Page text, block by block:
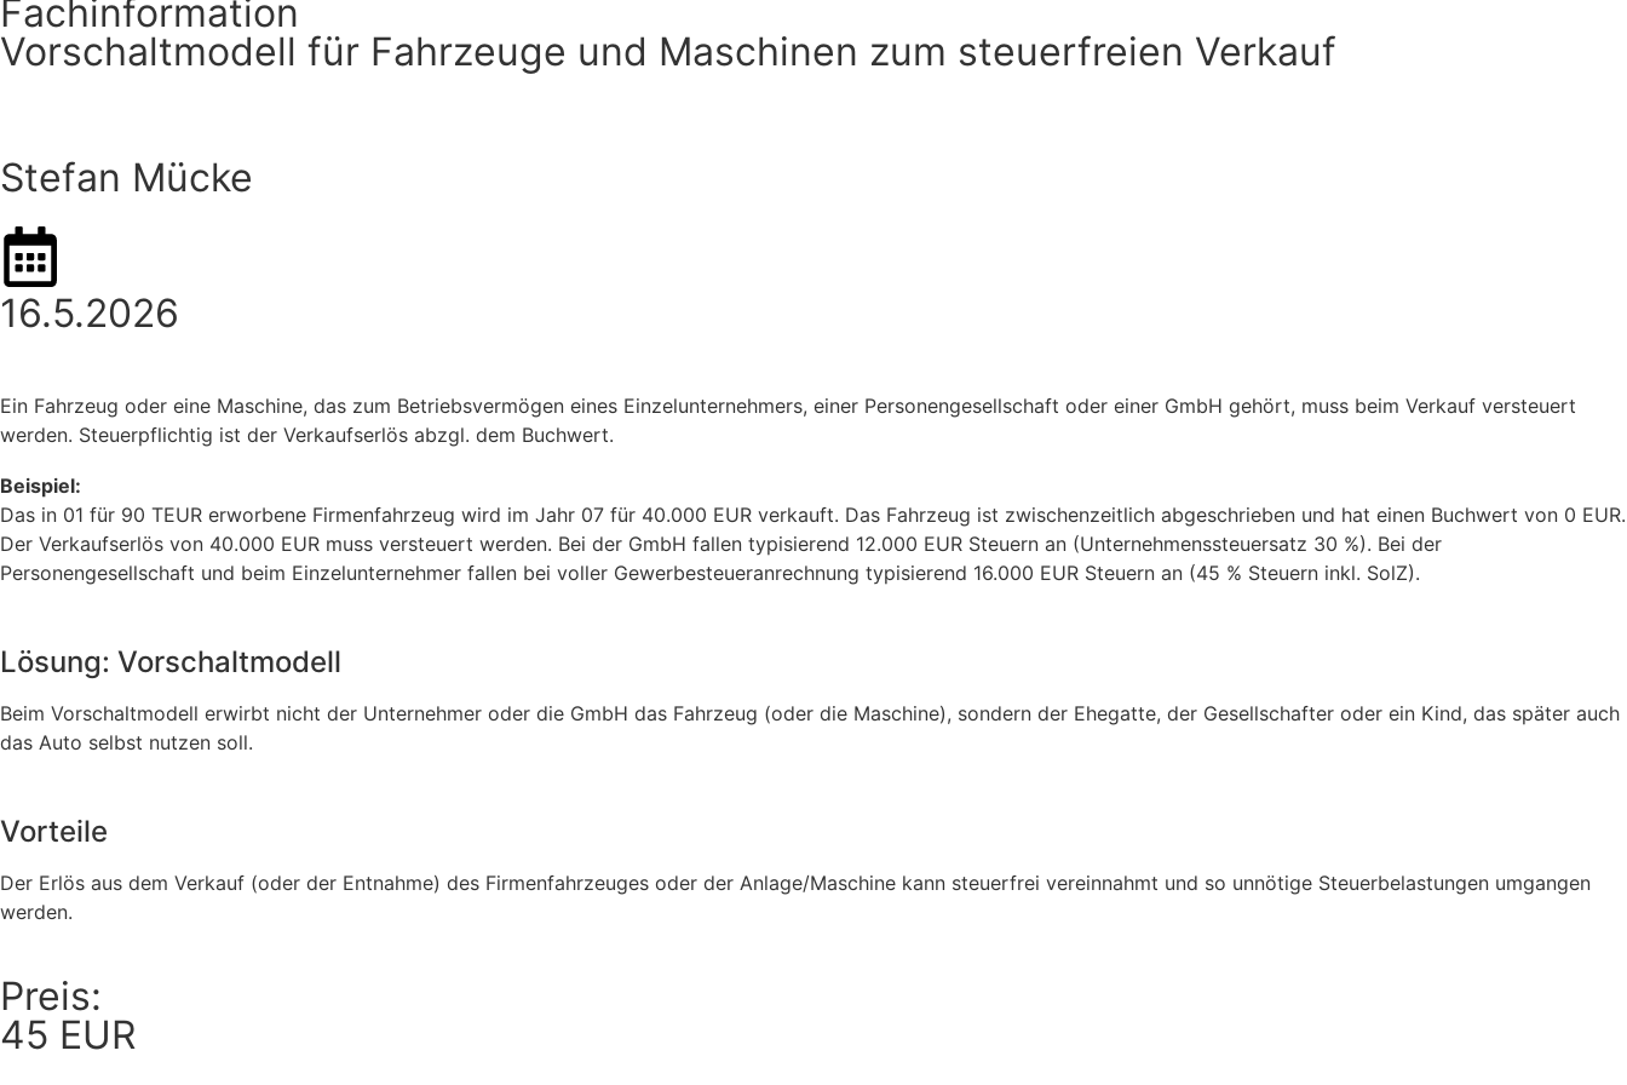
Fachinformation
Vorschaltmodell für Fahrzeuge und Maschinen zum steuerfreien Verkauf
Stefan Mücke
16.5.2026
Ein Fahrzeug oder eine Maschine, das zum Betriebsvermögen eines Einzelunternehmers, einer Personengesellschaft oder einer GmbH gehört, muss beim Verkauf versteuert
werden. Steuerpflichtig ist der Verkaufserlös abzgl. dem Buchwert.
Beispiel:
Das in 01 für 90 TEUR erworbene Firmenfahrzeug wird im Jahr 07 für 40.000 EUR verkauft. Das Fahrzeug ist zwischenzeitlich abgeschrieben und hat einen Buchwert von 0 EUR.
Der Verkaufserlös von 40.000 EUR muss versteuert werden. Bei der GmbH fallen typisierend 12.000 EUR Steuern an (Unternehmenssteuersatz 30 %). Bei der
Personengesellschaft und beim Einzelunternehmer fallen bei voller Gewerbesteueranrechnung typisierend 16.000 EUR Steuern an (45 % Steuern inkl. SolZ).
Lösung: Vorschaltmodell
Beim Vorschaltmodell erwirbt nicht der Unternehmer oder die GmbH das Fahrzeug (oder die Maschine), sondern der Ehegatte, der Gesellschafter oder ein Kind, das später auch
das Auto selbst nutzen soll.
Vorteile
Der Erlös aus dem Verkauf (oder der Entnahme) des Firmenfahrzeuges oder der Anlage/Maschine kann steuerfrei vereinnahmt und so unnötige Steuerbelastungen umgangen
werden.
Preis:
45 EUR